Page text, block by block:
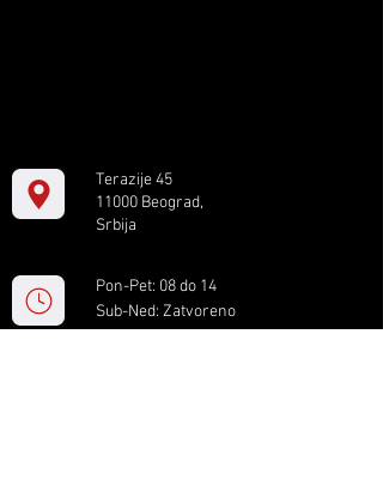
Terazije 45
11000 Beograd,
Srbija
Pon-Pet: 08 do 14
Sub-Ned: Zatvoreno